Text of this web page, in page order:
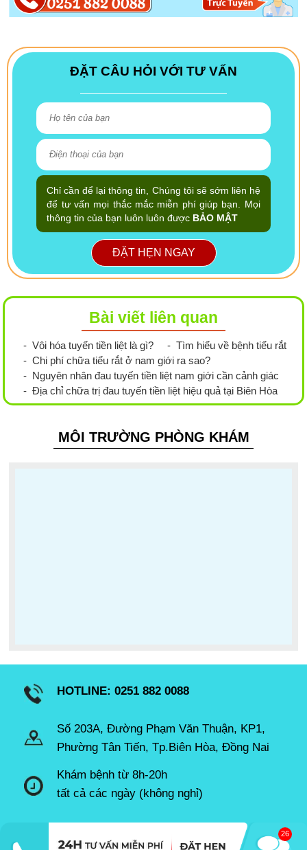
ĐẶT CÂU HỎI VỚI TƯ VẤN
Chỉ cần để lại thông tin, Chúng tôi sẽ sớm liên hệ
để tư vấn mọi thắc mắc miễn phí giúp bạn. Mọi
thông tin của bạn luôn luôn được BẢO MẬT
ĐẶT HẸN NGAY
Bài viết liên quan
- Vôi hóa tuyến tiền liệt là gì?
- Tìm hiểu về bệnh tiểu rắt
- Chi phí chữa tiểu rắt ở nam giới ra sao?
- Nguyên nhân đau tuyến tiền liệt nam giới cần cảnh giác
- Địa chỉ chữa trị đau tuyến tiền liệt hiệu quả tại Biên Hòa
MÔI TRƯỜNG PHÒNG KHÁM
HOTLINE: 0251 882 0088
Số 203A, Đường Phạm Văn Thuận, KP1,
Phường Tân Tiến, Tp.Biên Hòa, Đồng Nai
Khám bệnh từ 8h-20h
tất cả các ngày (không nghỉ)
27